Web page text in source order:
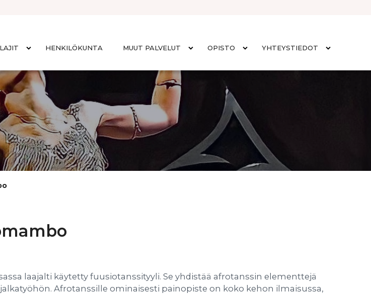
HENKILÖKUNTA MUUT PALVELUT OPISTO YHTEYSTIEDOT
laajalti käytetty fuusiotanssityyli. Se yhdistää afrotanssin elementtejä
Afrotanssille ominaisesti painopiste on koko kehon ilmaisussa,